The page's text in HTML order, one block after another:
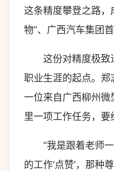
这条精度攀登之路
物”、广西汽车集团
这份对精度极致
职业生涯的起点。郑
一位来自广西柳州
里一项工作任务，要
“我是跟着老师一
的工作‘点赞’，那种